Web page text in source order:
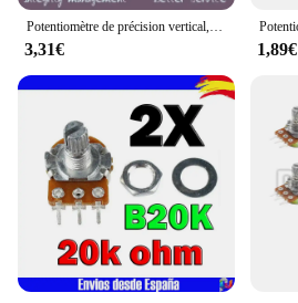
Potentiomètre de précision vertical, R097, RK097, unipolaire avec support rapide, arbre 15mm sans encoches, 3 broches, A5K, 50K, 100K, 500K, 10 pièces
3,31€ 1,89€